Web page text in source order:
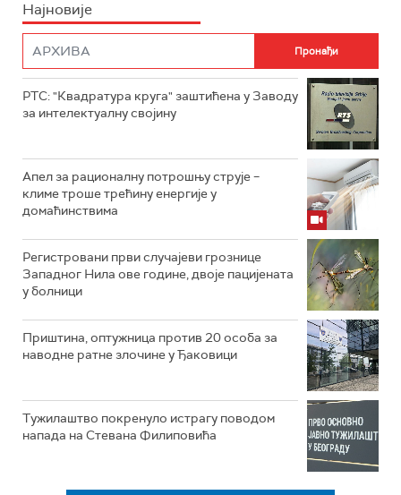
Најновије
РТС: "Квадратура круга" заштићена у Заводу
за интелектуалну својину
Апел за рационалну потрошњу струје –
климе троше трећину енергије у
домаћинствима
Регистровани први случајеви грознице
Западног Нила ове године, двоје пацијената
у болници
Приштина, оптужница против 20 особа за
наводне ратне злочине у Ђаковици
Тужилаштво покренуло истрагу поводом
напада на Стевана Филиповића